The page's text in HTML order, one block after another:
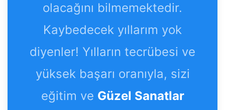
olacağını bilmemektedir.
Kaybedecek yıllarım yok
diyenler! Yılların tecrübesi ve
yüksek başarı oranıyla, sizi
eğitim ve Güzel Sanatlar